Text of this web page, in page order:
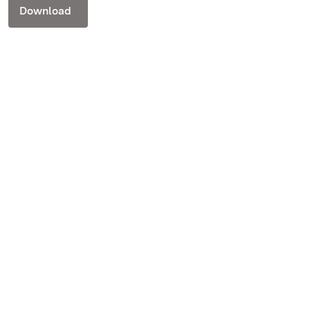
Download